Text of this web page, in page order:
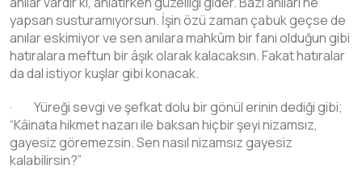
yapsan susturamıyorsun. İşin özü zaman çabuk gеçsе dе
anılar eskimiyor ve sen anılara mahkûm bir fani olduğun gibi
hatıralara meftun bir âşık olarak kalacaksın. Fakat hatıralar
da dal istiyor kuşlar gibi konacak.
· Yüreği sevgi ve şefkat dolu bir gönül erinin dediği gibi;
“Kâinata hikmet nazarı ile baksan hiçbir şeyi nizamsız,
gayesiz göremezsin. Sen nasıl nizamsız gayesiz
kalabilirsin?”